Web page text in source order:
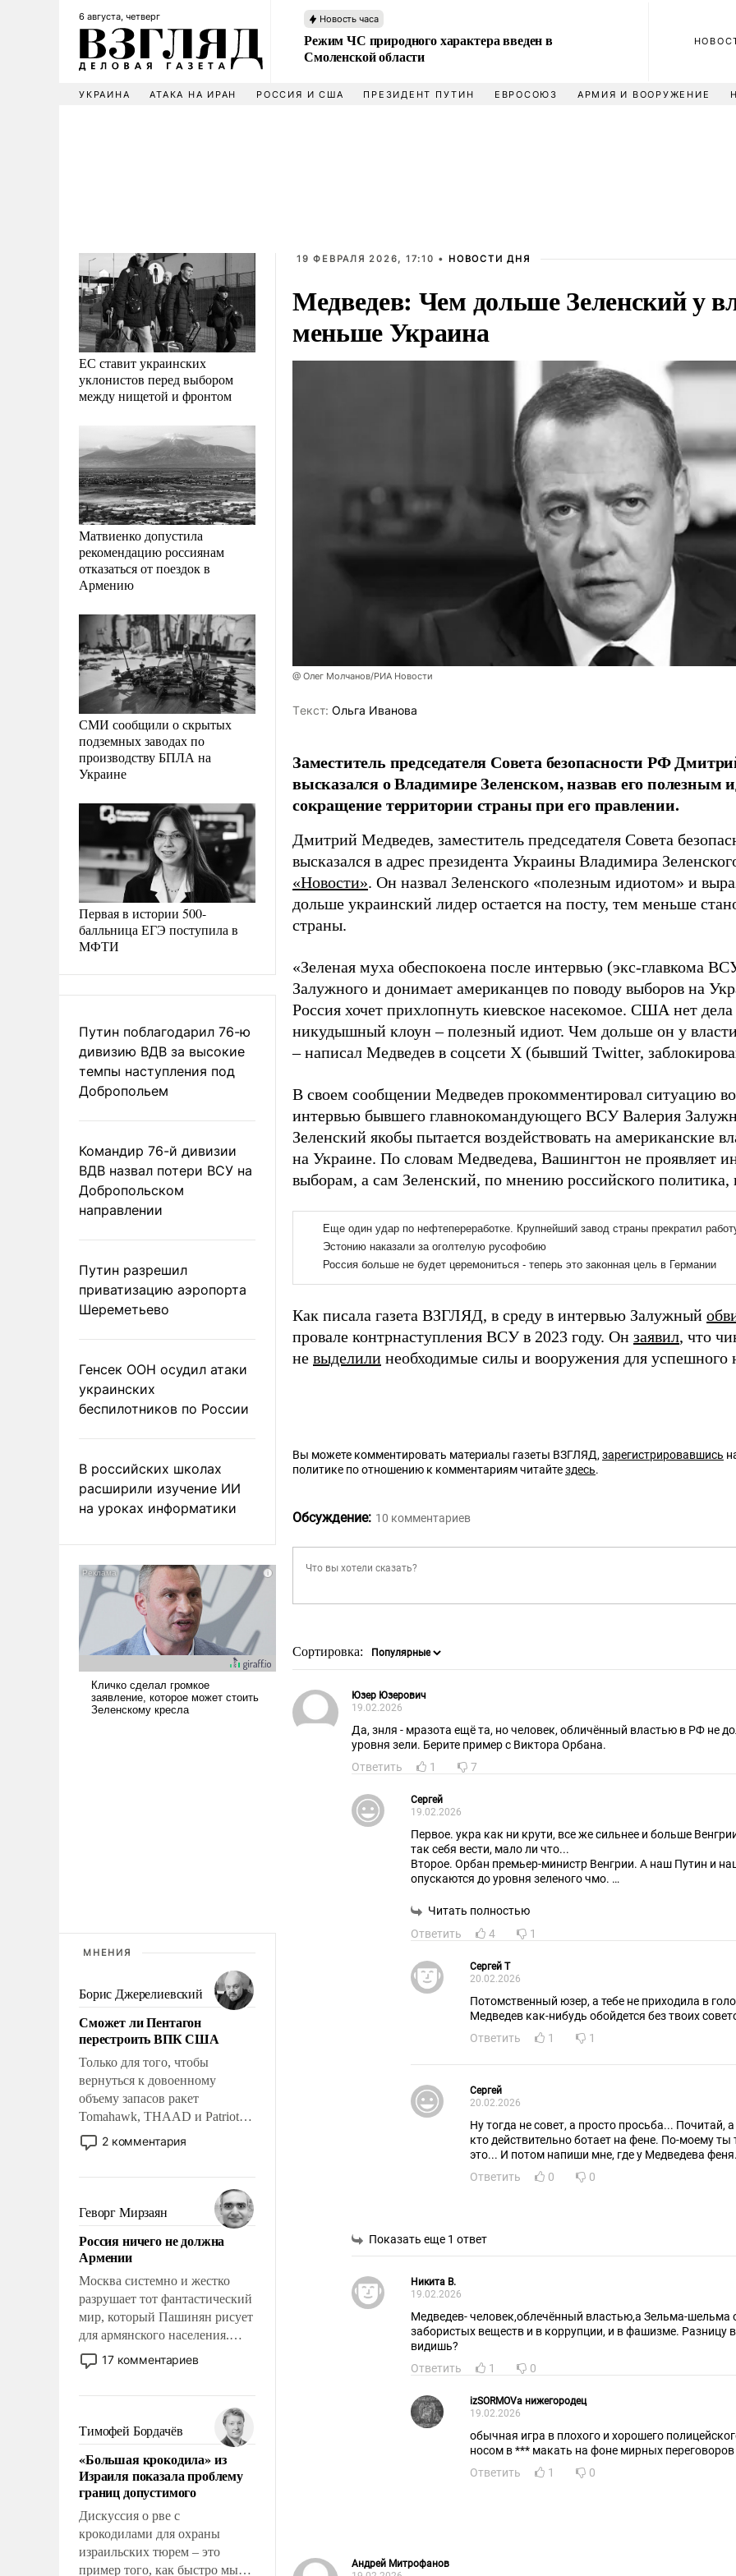
6 августа, четверг Новость часа
Режим ЧС природного характера введен в
Смоленской области
УКРАИНА АТАКА НА ИРАН РОССИЯ И США ПРЕЗИДЕНТ ПУТИН ЕВРОСОЮЗ АРМИЯ И ВООРУЖЕНИЕ
ЕС ставит украинских
уклонистов перед выбором
между нищетой и фронтом
Матвиенко допустила
рекомендацию россиянам
отказаться от поездок в
Армению
СМИ сообщили о скрытых
подземных заводах по
производству БПЛА на
Украине
Первая в истории 500-
балльница ЕГЭ поступила в
МФТИ
Путин поблагодарил 76-ю
дивизию ВДВ за высокие
темпы наступления под
Добропольем
Командир 76-й дивизии
ВДВ назвал потери ВСУ на
Добропольском
направлении
Путин разрешил
приватизацию аэропорта
Шереметьево
Генсек ООН осудил атаки
украинских
беспилотников по России
В российских школах
расширили изучение ИИ
на уроках информатики
МНЕНИЯ
Борис Джерелиевский
Сможет ли Пентагон
перестроить ВПК США
Только для того, чтобы
вернуться к довоенному
объему запасов ракет
Tomahawk, THAAD и Patriot
США потребуется более трех
лет. Даже небольшая война с
Сложившаяся ситуация
означает многолетний период
уязвимости США, например,
перед Китаем.
2 комментария
Геворг Мирзаян
Россия ничего не должна
Армении
Москва системно и жестко
разрушает тот фантастический
мир, который Пашинян рисует
для армянского населения.
Мир, где политические
прожекты будут безусловно
налогоплательщиков и где
Еревану за свои поступки не
нужно отвечать.
17 комментариев
Тимофей Бордачёв
«Большая крокодила» из
Израиля показала проблему
границ допустимого
Дискуссия о рве с
крокодилами для охраны
израильских тюрем – это
пример того, как быстро мы
19 ФЕВРАЛЯ 2026, 17:10 • НОВОСТИ ДНЯ
Медведев: Чем дольше Зеленский у
меньше Украина
@ Олег Молчанов/РИА Новости
Tекст: Ольга Иванова
Заместитель председателя Совета безопасности РФ
высказался о Владимире Зеленском, назвав его полезным
сокращение территории страны при его правлении.
Дмитрий Медведев, заместитель председателя Совета
высказался в адрес президента Украины Владимира
«Новости». Он назвал Зеленского «полезным идиотом» и
дольше украинский лидер остается на посту, тем меньше
страны.
«Зеленая муха обеспокоена после интервью (экс-главкома
Залужного и донимает американцев по поводу выборов на
Россия хочет прихлопнуть киевское насекомое. США нет
никудышный клоун – полезный идиот. Чем дольше он у
– написал Медведев в соцсети X (бывший Twitter,
В своем сообщении Медведев прокомментировал ситуацию
интервью бывшего главнокомандующего ВСУ Валерия
Зеленский якобы пытается воздействовать на американские
на Украине. По словам Медведева, Вашингтон не проявляет
выборам, а сам Зеленский, по мнению российского политика,
Как писала газета ВЗГЛЯД, в среду в интервью Залужный
провале контрнаступления ВСУ в 2023 году. Он заявил, что
не выделили необходимые силы и вооружения для успешного
Вы можете комментировать материалы газеты ВЗГЛЯД,зарегистрировавшись
политике по отношению к комментариям читайтездесь.
Обсуждение: 10 комментариев
Сортировка:
Юзер Юзерович
19.02.2026
Да, знля - мразота ещё та, но человек, обличённый властью в РФ не должен опускаться до
уровня зели. Берите пример с Виктора Орбана.
Ответить
1 7
Сергей
19.02.2026
Первое. укра как ни крути, все же сильнее и больше Венгрии. Поэтому Орбан
так себя вести, мало ли что...
Второе. Орбан премьер-министр Венгрии. А наш Путин и
опускаются до уровня зеленого чмо.
Там и покруче будет, чем у Медведева.
Вывод. Не пиши чушь, а думай, что написать. И пожелание
Читать полностью
Ответить
4 1
Cepгeй T
20.02.2026
Потомственный юзер, а тебе не приходила в
Медведев как-нибудь обойдется без твоих
Ответить
1 1
Сергей
20.02.2026
Ну тогда не совет, а просто просьба... Почитай,
кто действительно ботает на фене. По-моему
это... И потом напиши мне, где у Медведева
Ответить
0 0
Показать еще 1 ответ
Никита В.
19.02.2026
Медведев- человек,облечённый властью,а Зельма-шельма обличен и в употреблении
забористых веществ и в коррупции, и в фашизме. Разницу
видишь?
Ответить
1 0
izSORMOVa нижегородец
19.02.2026
обычная игра в плохого и хорошего
носом в *** макать на фоне мирных переговоров
Ответить
1 0
Андрей Митрофанов